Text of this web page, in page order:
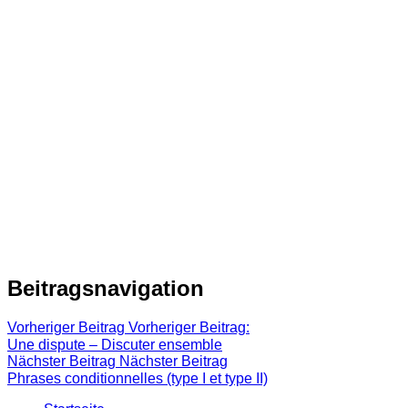
Beitragsnavigation
Vorheriger Beitrag Vorheriger Beitrag:
Une dispute – Discuter ensemble
Nächster Beitrag Nächster Beitrag
Phrases conditionnelles (type I et type II)